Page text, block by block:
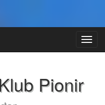
Pionir